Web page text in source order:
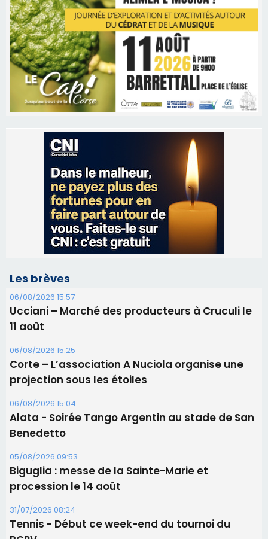
Les brèves
06/08/2026 15:57
Ucciani – Marché des producteurs à Cruculi le
06/08/2026 15:25
Corte – L’association A Nuciola organise une
06/08/2026 15:04
Alata - Soirée Tango Argentin au stade de San
Benedetto
05/08/2026 09:53
Biguglia : messe de la Sainte-Marie et
procession le 14 août
31/07/2026 08:24
Tennis - Début ce week-end du tournoi du
RCPV
31/07/2026 08:22
82ème anniversaire de la disparition du
Commandant Antoine de Saint Exupery